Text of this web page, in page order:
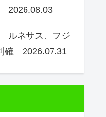
2026.08.03
ルネサス、フジ
確 2026.07.31